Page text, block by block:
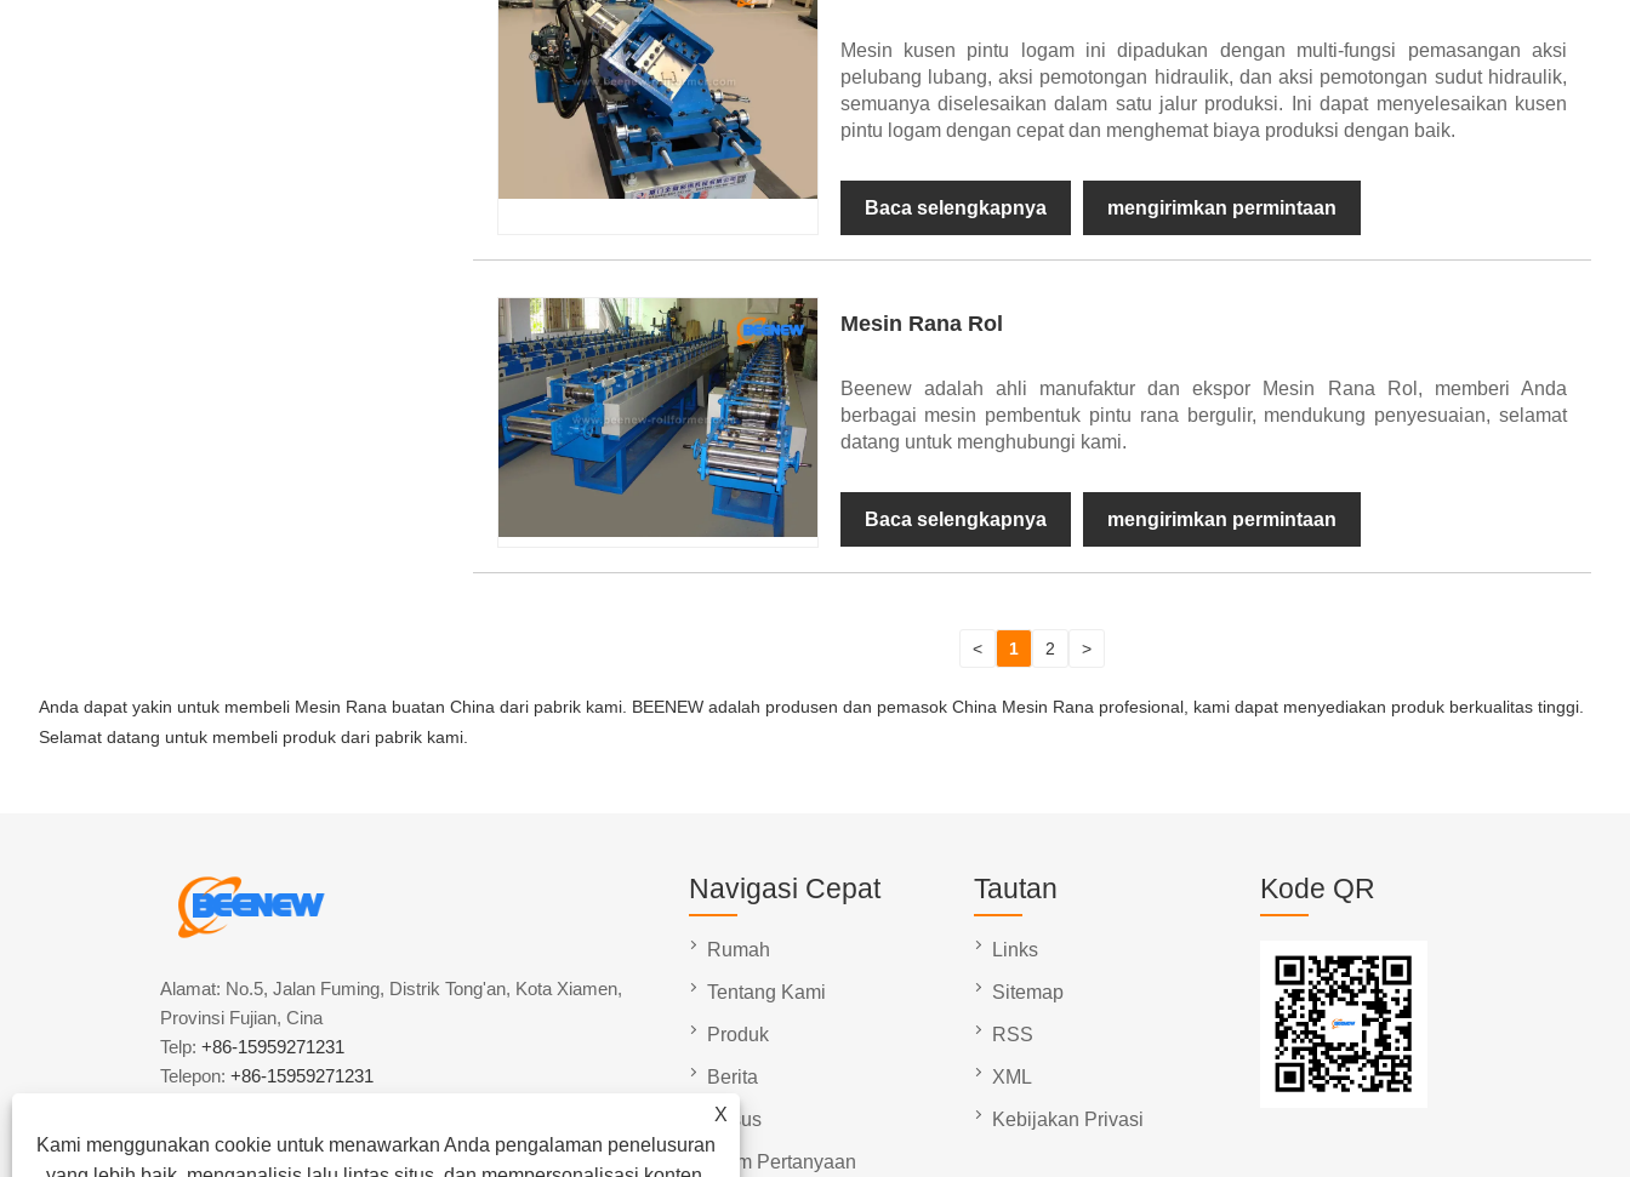
Mesin kusen pintu logam ini dipadukan dengan multi-fungsi pemasangan aksi
pelubang lubang, aksi pemotongan hidraulik, dan aksi pemotongan sudut hidraulik,
semuanya diselesaikan dalam satu jalur produksi. Ini dapat menyelesaikan kusen
pintu logam dengan cepat dan menghemat biaya produksi dengan baik.
Baca selengkapnya mengirimkan permintaan
Mesin Rana Rol
Beenew adalah ahli manufaktur dan ekspor Mesin Rana Rol, memberi Anda
berbagai mesin pembentuk pintu rana bergulir, mendukung penyesuaian, selamat
datang untuk menghubungi kami.
Baca selengkapnya mengirimkan permintaan
< 1 2 >
Anda dapat yakin untuk membeli Mesin Rana buatan China dari pabrik kami. BEENEW adalah produsen dan pemasok China Mesin Rana profesional, kami dapat menyediakan produk berkualitas tinggi.
Selamat datang untuk membeli produk dari pabrik kami.
X
Kami menggunakan cookie untuk menawarkan Anda pengalaman penelusuran
Alamat: No.5, Jalan Fuming, Distrik Tong'an, Kota Xiamen,
Provinsi Fujian, Cina
Telp: +86-15959271231
Telepon: +86-15959271231
Navigasi Cepat
Rumah
Tentang Kami
Produk
Berita
Kasus
Kirim Pertanyaan
Tautan
Links
Sitemap
RSS
XML
Kebijakan Privasi
Kode QR